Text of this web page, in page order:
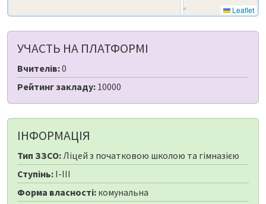
Leaflet
УЧАСТЬ НА ПЛАТФОРМІ
Вчителів:0
Рейтинг закладу: 10000
ІНФОРМАЦІЯ
Тип ЗЗСО:Ліцей з початковою школою та гімназією
Ступінь: I-III
Форма власності: комунальна